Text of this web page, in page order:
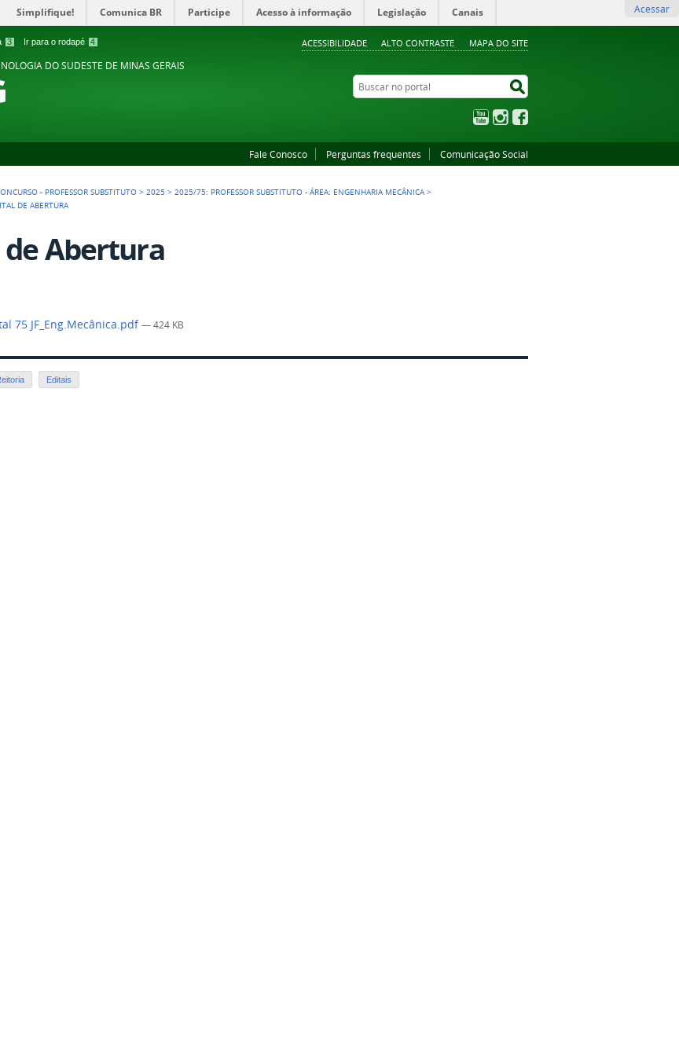
3 Ir para o rodapé 4 ACESSIBILIDADE ALTO CONTRASTE MAPA DO SITE
Simplifique! Comunica BR Participe Acesso à informação Legislação Canais Acessar
DO SUDESTE DE MINAS GERAIS
Buscar no portal
YouTubeInstagram
Fale Conosco Perguntas frequentes Comunicação Social
- PROFESSOR SUBSTITUTO >2025 >2025/75: PROFESSOR SUBSTITUTO - ÁREA: ENGENHARIA MECÂNICA >
DE ABERTURA
de Abertura
75 JF_Eng.Mecânica.pdf— 424 KB
Editais